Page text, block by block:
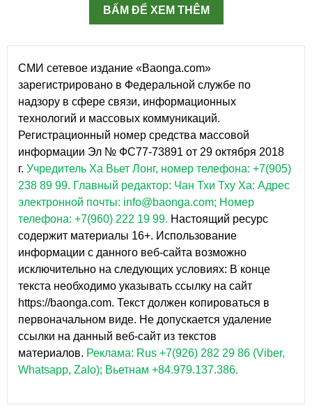
BẤM ĐỂ XEM THÊM
СМИ сетевое издание «Baonga.com»
зарегистрировано в Федеральной службе по
надзору в сфере связи, информационных
технологий и массовых коммуникаций.
Регистрационный номер средства массовой
информации Эл № ФС77-73891 от 29 октября 2018
г. Учредитель Ха Вьет Лонг, номер телефона: +7(905)
238 89 99. Главный редактор: Чан Тхи Тху Ха: Адрес
электронной почты: info@baonga.com; Номер
телефона: +7(960) 222 19 99. Настоящий ресурс
содержит материалы 16+. Использование
информации с данного веб-сайта возможно
исключительно на следующих условиях: В конце
текста необходимо указывать ссылку на сайт
https://baonga.com. Текст должен копироваться в
первоначальном виде. Не допускается удаление
ссылки на данный веб-сайт из текстов
материалов. Реклама: Rus +7(926) 282 29 86 (Viber,
Whatsapp, Zalo); Вьетнам +84.979.137.386.